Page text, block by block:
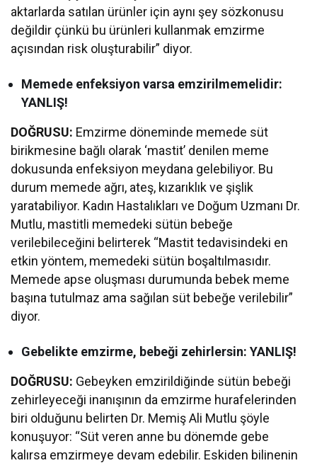
aktarlarda satılan ürünler için aynı şey sözkonusu
değildir çünkü bu ürünleri kullanmak emzirme
açısından risk oluşturabilir” diyor.
Memede enfeksiyon varsa emzirilmemelidir:
YANLIŞ!
DOĞRUSU: Emzirme döneminde memede süt
birikmesine bağlı olarak ‘mastit’ denilen meme
dokusunda enfeksiyon meydana gelebiliyor. Bu
durum memede ağrı, ateş, kızarıklık ve şişlik
yaratabiliyor. Kadın Hastalıkları ve Doğum Uzmanı Dr.
Mutlu, mastitli memedeki sütün bebeğe
verilebileceğini belirterek “Mastit tedavisindeki en
etkin yöntem, memedeki sütün boşaltılmasıdır.
Memede apse oluşması durumunda bebek meme
başına tutulmaz ama sağılan süt bebeğe verilebilir”
diyor.
Gebelikte emzirme, bebeği zehirlersin: YANLIŞ!
DOĞRUSU: Gebeyken emzirildiğinde sütün bebeği
zehirleyeceği inanışının da emzirme hurafelerinden
biri olduğunu belirten Dr. Memiş Ali Mutlu şöyle
konuşuyor: “Süt veren anne bu dönemde gebe
kalırsa emzirmeye devam edebilir. Eskiden bilinenin